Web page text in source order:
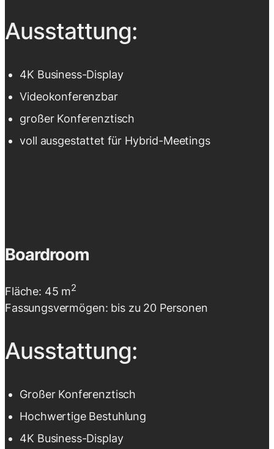
Ausstattung:
4K Business-Display
Videokonferenzbar
großer Konferenztisch
voll ausgestattet für Hybrid-Meetings
Boardroom
Fläche: 45 m2
Fassungsvermögen: bis zu 20 Personen
Ausstattung:
Großer Konferenztisch
Hochwertige Bestuhlung
4K Business-Display